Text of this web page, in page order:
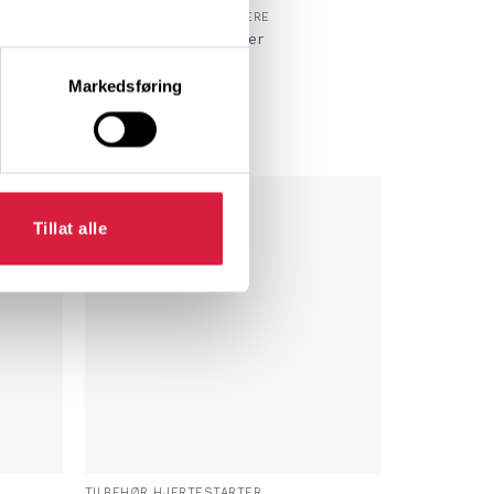
Markedsføring
Tillat alle
TILBEHØR HJERTESTARTERE
Lifeline AED elektroder
Legg i handlekurv